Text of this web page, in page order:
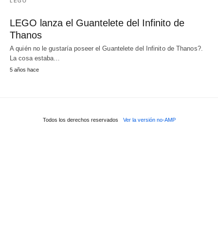
LEGO lanza el Guantelete del Infinito de
Thanos
A quién no le gustaría poseer el Guantelete del Infinito de Thanos?.
La cosa estaba…
5 años hace
Todos los derechos reservados Ver la versión no-AMP